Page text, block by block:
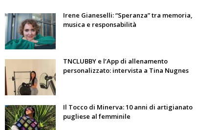
Irene Gianeselli: “Speranza” tra memoria,
musica e responsabilità
TNCLUBBY e l’App di allenamento
personalizzato: intervista a Tina Nugnes
Il Tocco di Minerva: 10 anni di artigianato
pugliese al femminile